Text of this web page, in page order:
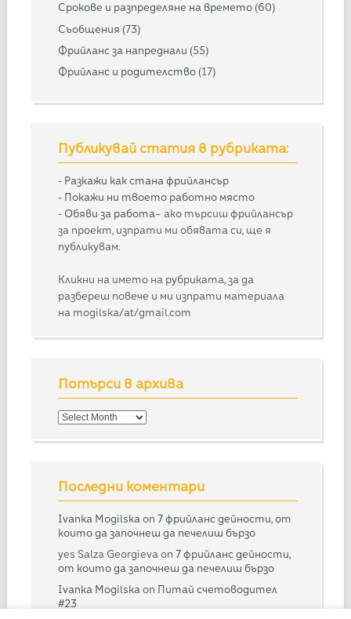
Срокове и разпределяне на времето (60)
Съобщения (73)
Фрийланс за напреднали (55)
Фрийланс и родителство (17)
Публикувай статия в рубриката:
- Разкажи как стана фрийлансър
- Покажи ни твоето работно място
- Обяви за работа– ако търсиш фрийлансър
за проект, изпрати ми обявата си, ще я
публикувам.
Кликни на името на рубриката, за да
разбереш повече и ми изпрати материала
на mogilska/at/gmail.com
Потърси в архива
Потърси
Последни коментари
Ivanka Mogilska on7 фрийланс дейности, от
които да започнеш да печелиш бързо
yes Salza Georgieva on7 фрийланс дейности,
от които да започнеш да печелиш бързо
Ivanka Mogilskaon Питай счетоводител
#23